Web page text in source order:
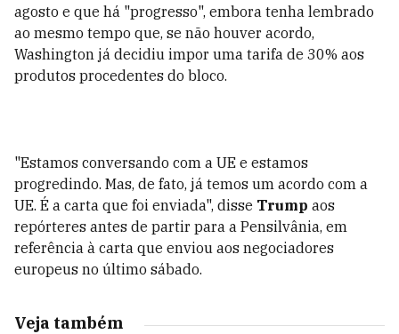
agosto e que há "progresso", embora tenha lembrado
ao mesmo tempo que, se não houver acordo,
Washington já decidiu impor uma tarifa de 30% aos
produtos procedentes do bloco.
"Estamos conversando com a UE e estamos
progredindo. Mas, de fato, já temos um acordo com a
UE. É a carta que foi enviada", disse Trump aos
repórteres antes de partir para a Pensilvânia, em
referência à carta que enviou aos negociadores
europeus no último sábado.
Veja também